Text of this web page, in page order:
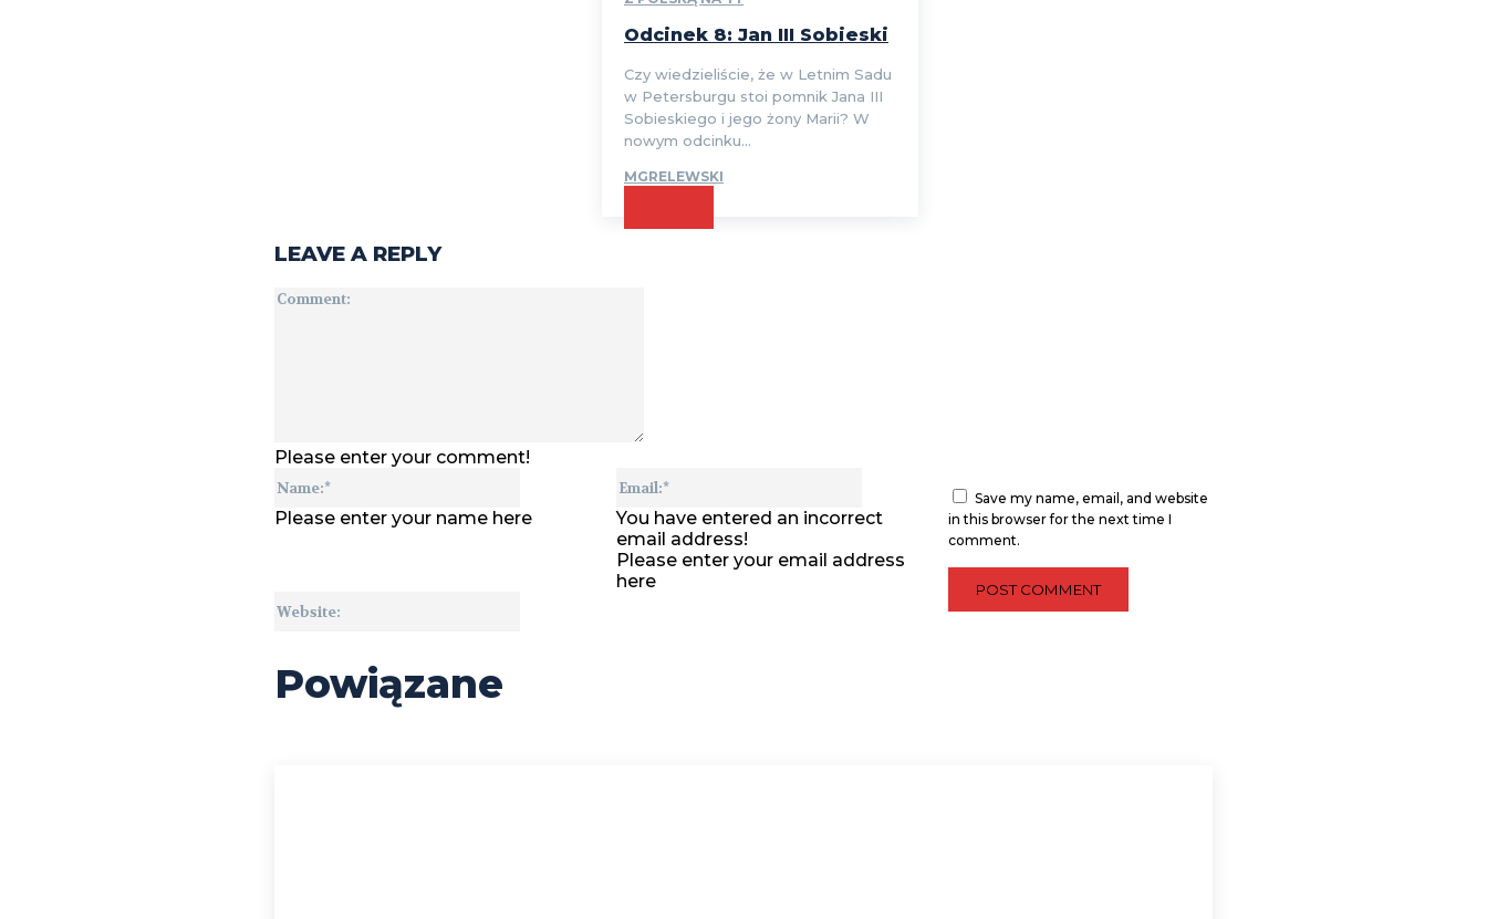
Odcinek 8: Jan III Sobieski
Czy wiedzieliście, że w Letnim Sadu
w Petersburgu stoi pomnik Jana III
Sobieskiego i jego żony Marii? W
nowym odcinku...
MGRELEWSKI
LEAVE A REPLY
Please enter your comment!
Please enter your name here
You have entered an incorrect
email address!
Please enter your email address
here
Save my name, email, and website
in this browser for the next time I
comment.
Powiązane